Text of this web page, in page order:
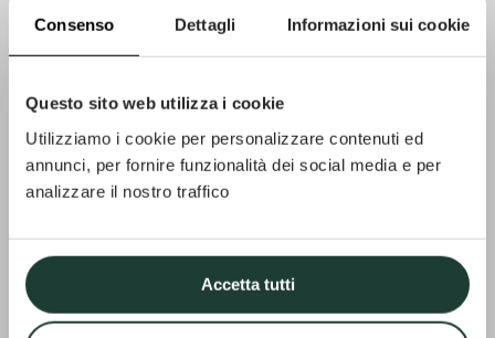
Consenso Dettagli Informazioni sui cookie
Questo sito web utilizza i cookie
Utilizziamo i cookie per personalizzare contenuti ed
annunci, per fornire funzionalità dei social media e per
analizzare il nostro traffico
Accetta tutti
Design vonBOATTO MARTINO
studio